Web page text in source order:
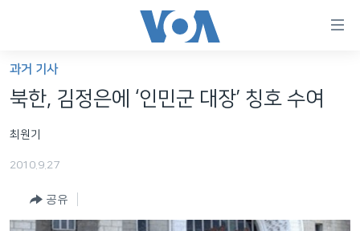
가
능
메
VOD
라디오
프로그램
과거 기사
북한, 김정은에 ‘인민군 대장’ 칭호 수여
최원기
2010.9.27
공유